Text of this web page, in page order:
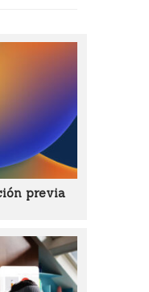
previa